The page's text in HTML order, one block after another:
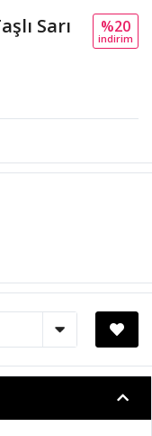
Sarı
%20
i̇ndi̇ri̇m